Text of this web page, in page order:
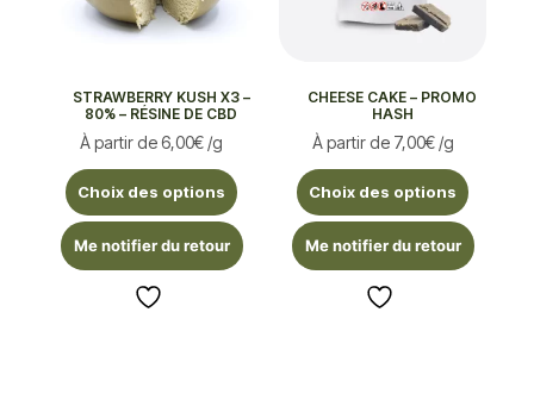
STRAWBERRY KUSH X3 –
80% – RÉSINE DE CBD
À partir de6,00€ /g
Choix des options
Me notifier du retour
CHEESE CAKE – PROMO
HASH
À partir de 7,00€ /g
Choix des options
Me notifier du retour